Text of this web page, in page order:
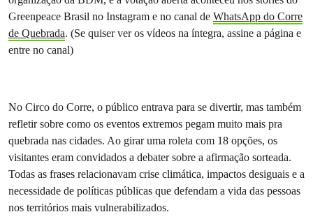
Greenpeace Brasil no Instagram e no canal de WhatsApp do Corre
de Quebrada. (Se quiser ver os vídeos na íntegra, assine a página e
entre no canal)
No Circo do Corre, o público entrava para se divertir, mas também
refletir sobre como os eventos extremos pegam muito mais pra
quebrada nas cidades. Ao girar uma roleta com 18 opções, os
visitantes eram convidados a debater sobre a afirmação sorteada.
Todas as frases relacionavam crise climática, impactos desiguais e a
necessidade de políticas públicas que defendam a vida das pessoas
nos territórios mais vulnerabilizados.